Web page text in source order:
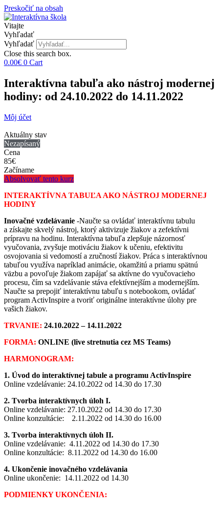
Preskočiť na obsah
Vitajte
Vyhľadať
Vyhľadať
Close this search box.
0.00€ 0 Cart
Interaktívna tabuľa ako nástroj modernej
hodiny: od 24.10.2022 do 14.11.2022
Môj účet
Aktuálny stav
Nezapísaný
Cena
85€
Začíname
Absolvovať tento kurz
INTERAKTÍVNA TABUĽA AKO NÁSTROJ MODERNEJ
HODINY
Inovačné vzdelávanie -Naučte sa ovládať interaktívnu tabulu
a získajte skvelý nástroj, ktorý aktivizuje žiakov a zefektívni
prípravu na hodinu. Interaktívna tabuľa zlepšuje názornosť
vyučovania, zvyšuje motiváciu žiakov k učeniu, efektivitu
osvojovania si vedomostí a zručností žiakov. Práca s interaktívnou
tabuľou využíva napríklad animácie, okamžitú a priamu spätnú
väzbu a povoľuje žiakom zapájať sa aktívne do vyučovacieho
procesu, čím sa vzdelávanie stáva efektívnejším a modernejším.
Naučte sa prepojiť interaktívnu tabuľu s notebookom, ovládať
program ActivInspire a tvoriť originálne interaktívne úlohy pre
vašich žiakov.
TRVANIE: 24.10.2022 – 14.11.2022
FORMA: ONLINE (live stretnutia cez MS Teams)
HARMONOGRAM:
1. Úvod do interaktívnej tabule a programu ActivInspire
Online vzdelávanie: 24.10.2022 od 14.30 do 17.30
2. Tvorba interaktívnych úloh I.
Online vzdelávanie: 27.10.2022 od 14.30 do 17.30
Online konzultácie: 2.11.2022 od 14.30 do 16.00
3. Tvorba interaktívnych úloh II.
Online vzdelávanie: 4.11.2022 od 14.30 do 17.30
Online konzultácie: 8.11.2022 od 14.30 do 16.00
4. Ukončenie inovačného vzdelávania
Online ukončenie: 14.11.2022 od 14.30
PODMIENKY UKONČENIA: